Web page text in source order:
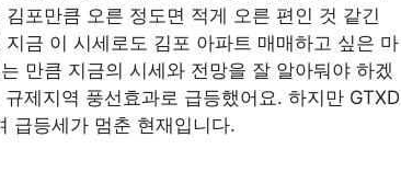
포만큼 오른 정도면 적게 오른 편인 것 같긴
금 이 시세로도 김포 아파트 매매하고 싶은 마
만큼 지금의 시세와 전망을 잘 알아둬야 하겠
제지역 풍선효과로 급등했어요. 하지만 GTXD
급등세가 멈춘 현재입니다.